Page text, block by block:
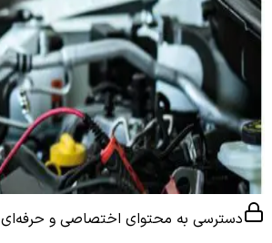
دسترسی به محتوای اختصاصی و حرفه‌ای